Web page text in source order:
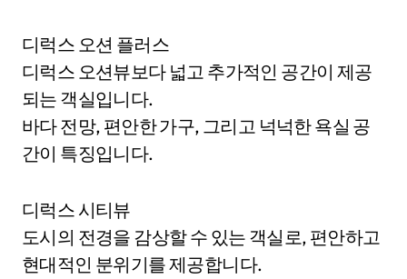
디럭스 오션 플러스
디럭스 오션뷰보다 넓고 추가적인 공간이 제공
되는 객실입니다.
바다 전망, 편안한 가구, 그리고 넉넉한 욕실 공
간이 특징입니다.
디럭스 시티뷰
도시의 전경을 감상할 수 있는 객실로, 편안하고
현대적인 분위기를 제공합니다.